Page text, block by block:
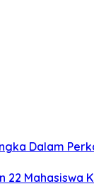
Dalam
Mahasiswa